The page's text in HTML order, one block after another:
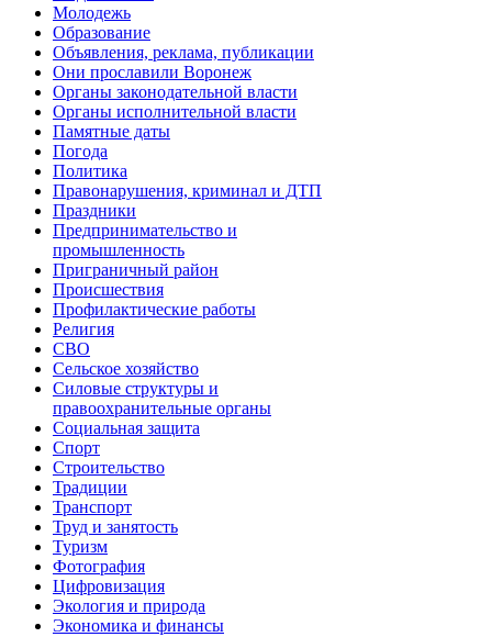
Молодежь
Образование
Объявления, реклама, публикации
Они прославили Воронеж
Органы законодательной власти
Органы исполнительной власти
Памятные даты
Погода
Политика
Правонарушения, криминал и ДТП
Праздники
Предпринимательство и
промышленность
Приграничный район
Происшествия
Профилактические работы
Религия
СВО
Сельское хозяйство
Силовые структуры и
правоохранительные органы
Социальная защита
Спорт
Строительство
Традиции
Транспорт
Труд и занятость
Туризм
Фотография
Цифровизация
Экология и природа
Экономика и финансы